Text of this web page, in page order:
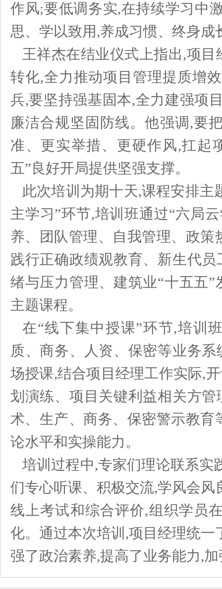
作风;要低调务实,在持续学习中
思、学以致用,养成习惯、终身成
王祥杰在结业仪式上指出,项
转化,全力推动项目管理提质增
兵,要坚持强基固本,全力建强项
廉洁合规坚固防线。他强调,要
准、更实举措、更硬作风,扛起
五”良好开局提供坚强支撑。
此次培训为期十天,课程安排主
主学习”环节,培训班通过“六局
养、团队管理、自我管理、政
践行正确政绩观教育、新生代
绪与压力管理、建筑业“十五五
主题课程。
在“线下集中授课”环节,培训
质、商务、人资、保密等业务
场授课,结合项目经理工作实际,
划演练、项目关键利益相关方
术、生产、商务、保密警示教
论水平和实操能力。
培训过程中,专家们理论联系实
们专心听课、积极交流,学风会
线上考试和综合评价,组织学员
化。通过本次培训,项目经理统
强了政治素养,提高了业务能力,